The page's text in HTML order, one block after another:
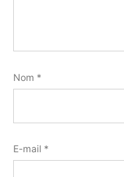
Nom *
E-mail *